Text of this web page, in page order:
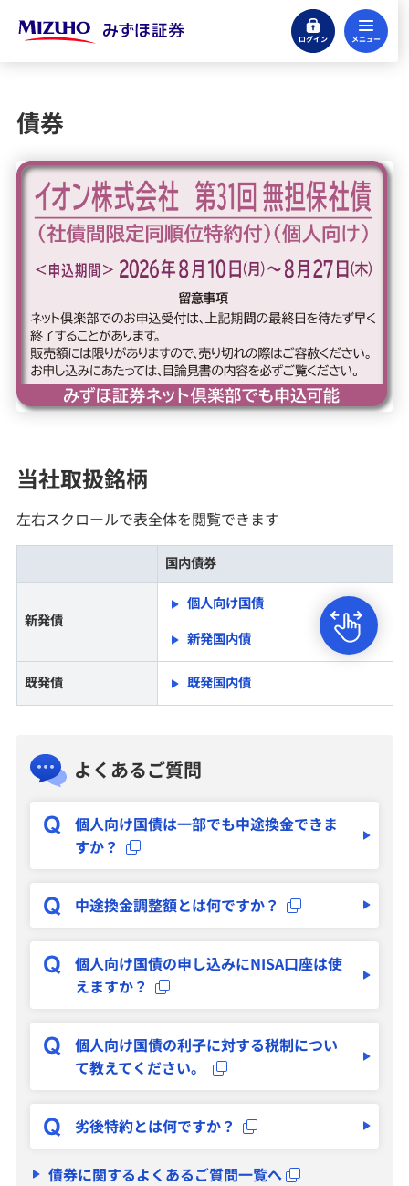
ログイン
キャンペーン情報
株式
投資信託
債券
当社取扱銘柄
個人向け国債の特徴
ファンドラップ
保険・年金保険
キャンペーン情報
公募・売出株式（PO）
国内株式
外国株式
個人向け国債の特徴
サービス
投資情報・セミナー
店舗案内
債券
当社取扱銘柄
左右スクロールで表全体を閲覧できます
国内債券
新発債
個人向け国債
新発国内債
既発債 既発国内債
よくあるご質問
個人向け国債は一部でも中途換金できま
すか？
中途換金調整額とは何ですか？
個人向け国債の申し込みにNISA口座は使
えますか？
個人向け国債の利子に対する税制につい
て教えてください。
劣後特約とは何ですか？
債券に関するよくあるご質問一覧へ